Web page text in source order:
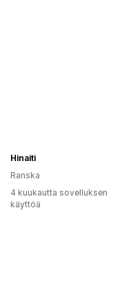
Hinaiti
Ranska
4 kuukautta sovelluksen
käyttöä